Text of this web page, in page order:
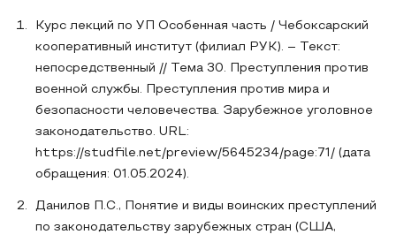
Курс лекций по УП Особенная часть / Чебоксарский
кооперативный институт (филиал РУК). – Текст:
непосредственный // Тема 30. Преступления против
военной службы. Преступления против мира и
безопасности человечества. Зарубежное уголовное
законодательство. URL:
https://studfile.net/preview/5645234/page:71/ (дата
обращения: 01.05.2024).
Данилов П.С., Понятие и виды воинских преступлений
по законодательству зарубежных стран (США,